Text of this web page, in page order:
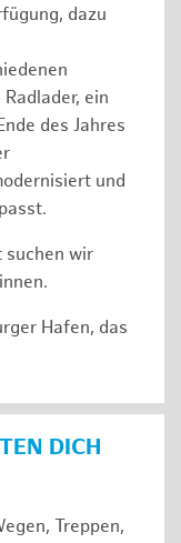
dazu
ein
des Jahres
und
suchen wir
Hafen, das
DICH
Treppen,